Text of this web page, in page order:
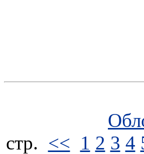
стp. << 1 2 3 4